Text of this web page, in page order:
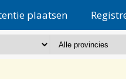
plaatsen